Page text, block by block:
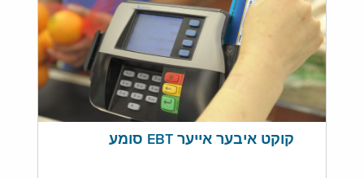
קוקט איבער אייער EBT סומע